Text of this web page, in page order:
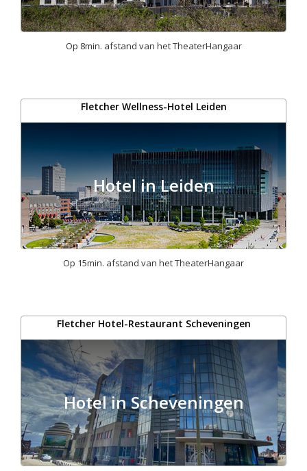
Op 8min. afstand van het TheaterHangaar
Fletcher Wellness-Hotel Leiden
Hotel in Leiden
Op 15min. afstand van het TheaterHangaar
Fletcher Hotel-Restaurant Scheveningen
Hotel in Scheveningen